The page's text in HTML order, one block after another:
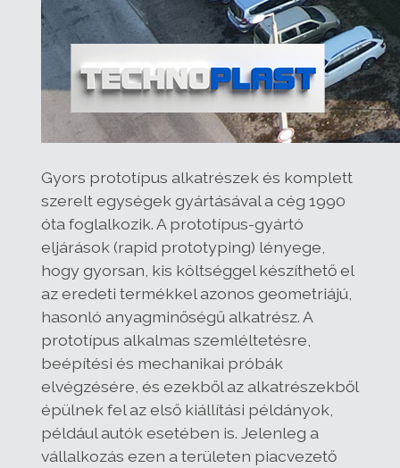
Gyors prototípus alkatrészek és komplett
szerelt egységek gyártásával a cég 1990
óta foglalkozik. A prototípus-gyártó
eljárások (rapid prototyping) lényege,
hogy gyorsan, kis költséggel készíthető el
az eredeti termékkel azonos geometriájú,
hasonló anyagminőségű alkatrész. A
prototípus alkalmas szemléltetésre,
beépítési és mechanikai próbák
elvégzésére, és ezekből az alkatrészekből
épülnek fel az első kiállítási példányok,
például autók esetében is. Jelenleg a
vállalkozás ezen a területen piacvezető